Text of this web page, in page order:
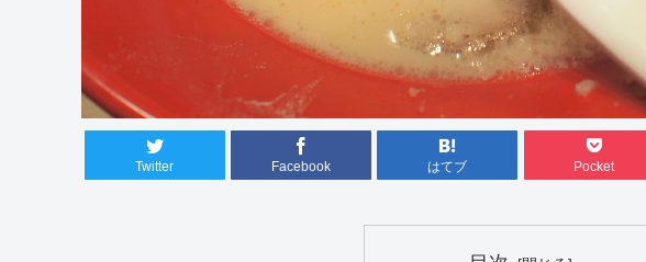
Twitter Facebook はてブ Pocket